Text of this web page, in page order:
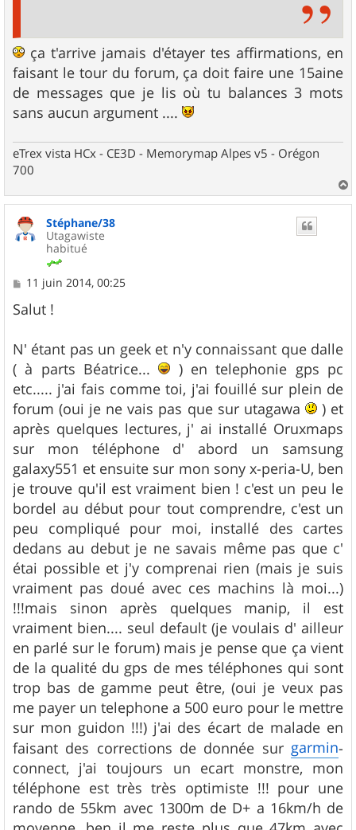
ça t'arrive jamais d'étayer tes affirmations, en
faisant le tour du forum, ça doit faire une 15aine
de messages que je lis où tu balances 3 mots
sans aucun argument ....
eTrex vista HCx - CE3D - Memorymap Alpes v5 - Orégon
700
a
Stéphane/38
Utagawiste
habitué
M
s
s
g
e
11 juin 2014, 00:25
Salut !
N' étant pas un geek et n'y connaissant que dalle
( à parts Béatrice...
) en telephonie gps pc
etc..... j'ai fais comme toi, j'ai fouillé sur plein de
forum (oui je ne vais pas que sur utagawa
) et
après quelques lectures, j' ai installé Oruxmaps
sur mon téléphone d' abord un samsung
galaxy551 et ensuite sur mon sony x-peria-U, ben
je trouve qu'il est vraiment bien ! c'est un peu le
bordel au début pour tout comprendre, c'est un
peu compliqué pour moi, installé des cartes
dedans au debut je ne savais même pas que c'
étai possible et j'y comprenai rien (mais je suis
vraiment pas doué avec ces machins là moi...)
!!!mais sinon après quelques manip, il est
vraiment bien.... seul default (je voulais d' ailleur
en parlé sur le forum) mais je pense que ça vient
de la qualité du gps de mes téléphones qui sont
trop bas de gamme peut être, (oui je veux pas
me payer un telephone a 500 euro pour le mettre
sur mon guidon !!!) j'ai des écart de malade en
faisant des corrections de donnée sur garmin-
connect, j'ai toujours un ecart monstre, mon
téléphone est très très optimiste !!! pour une
rando de 55km avec 1300m de D+ a 16km/h de